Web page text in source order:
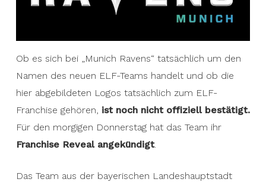
Ob es sich bei „Munich Ravens“ tatsächlich um den
Namen des neuen ELF-Teams handelt und ob die
hier abgebildeten Logos tatsächlich zum ELF-
Franchise gehören, ist noch nicht offiziell bestätigt.
Für den morgigen Donnerstag hat das Team ihr
Franchise Reveal angekündigt.
Das Team aus der bayerischen Landeshauptstadt